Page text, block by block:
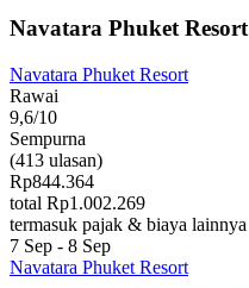
Navatara Phuket Resort
Navatara Phuket Resort
Rawai
9,6/10
Sempurna
(413 ulasan)
Rp844.364
total Rp1.002.269
termasuk pajak & biaya lainnya
7 Sep - 8 Sep
Navatara Phuket Resort